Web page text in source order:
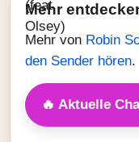
Mehr
Mehr von Robin
den Sender hören.
🔥 Aktuelle